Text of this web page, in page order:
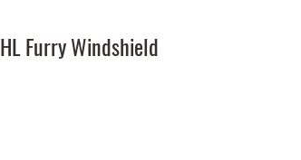
HL Furry Windshield